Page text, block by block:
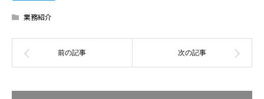
業務紹介